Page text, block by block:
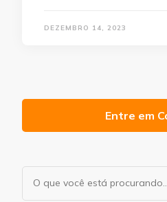
DEZEMBRO 14, 2023
Entre em
Procurando